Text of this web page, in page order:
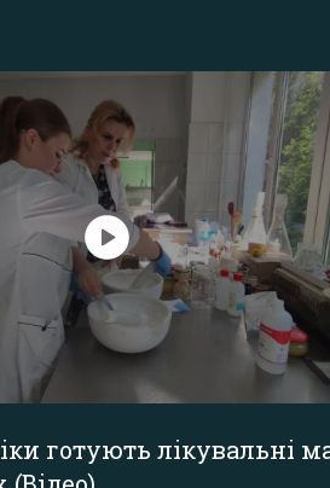
готують лікувальні